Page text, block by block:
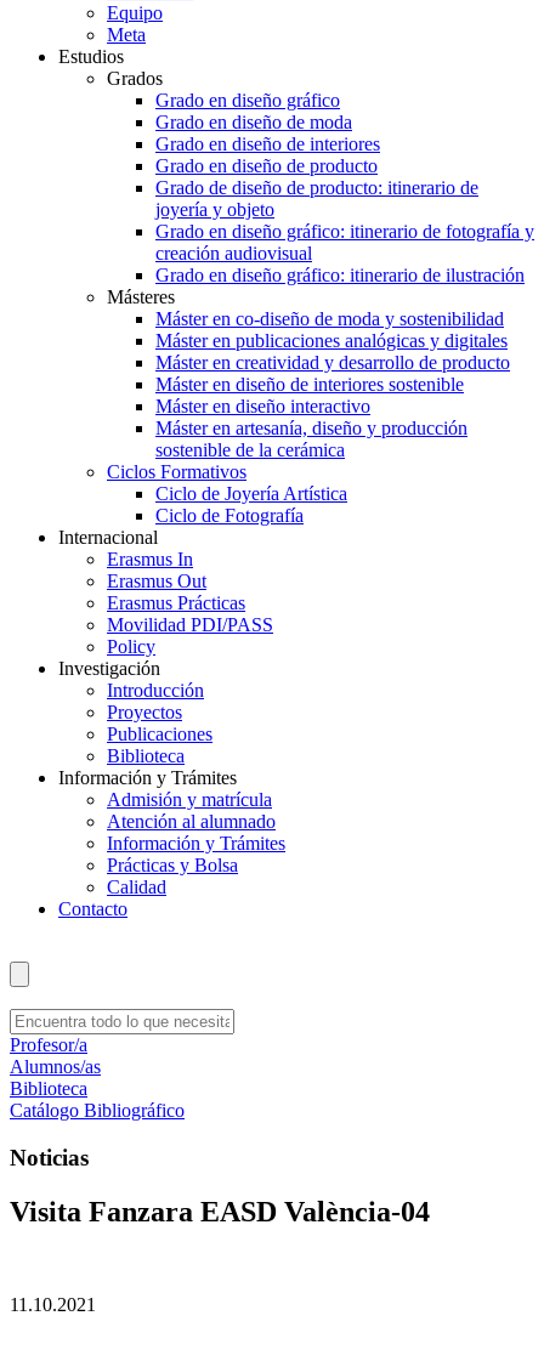
Equipo
Meta
Estudios
Grados
Grado en diseño gráfico
Grado en diseño de moda
Grado en diseño de interiores
Grado en diseño de producto
Grado de diseño de producto: itinerario de
joyería y objeto
Grado en diseño gráfico: itinerario de fotografía y
creación audiovisual
Grado en diseño gráfico: itinerario de ilustración
Másteres
Máster en co-diseño de moda y sostenibilidad
Máster en publicaciones analógicas y digitales
Máster en creatividad y desarrollo de producto
Máster en diseño de interiores sostenible
Máster en diseño interactivo
Máster en artesanía, diseño y producción
sostenible de la cerámica
Ciclos Formativos
Ciclo de Joyería Artística
Ciclo de Fotografía
Internacional
Erasmus In
Erasmus Out
Erasmus Prácticas
Movilidad PDI/PASS
Policy
Investigación
Introducción
Proyectos
Publicaciones
Biblioteca
Información y Trámites
Admisión y matrícula
Atención al alumnado
Información y Trámites
Prácticas y Bolsa
Calidad
Contacto
Profesor/a
Alumnos/as
Biblioteca
Catálogo Bibliográfico
Noticias
Visita Fanzara EASD València-04
11.10.2021